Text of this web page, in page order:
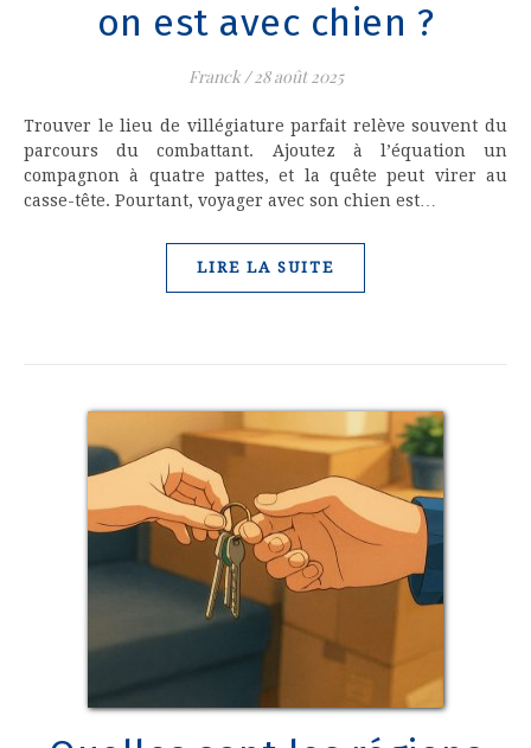
on est avec chien ?
Franck/ 28 août 2025
Trouver le lieu de villégiature parfait relève souvent du
parcours du combattant. Ajoutez à l’équation un
compagnon à quatre pattes, et la quête peut virer au
casse-tête. Pourtant, voyager avec son chien est…
LIRE LA SUITE